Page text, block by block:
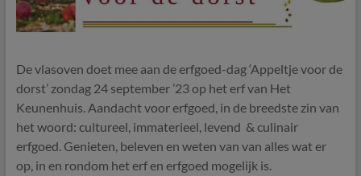
De vlasoven doet mee aan de erfgoed-dag ‘Appeltje voor de
dorst’ zondag 24 september ’23 op het erf van Het
Keunenhuis. Aandacht voor erfgoed, in de breedste zin van
het woord: cultureel, immaterieel, levend & culinair
erfgoed. Genieten, beleven en weten van van alles wat er
op, in en rondom het erf en erfgoed mogelijk is.